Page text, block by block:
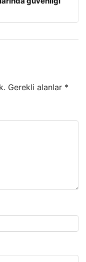
Gerekli alanlar *